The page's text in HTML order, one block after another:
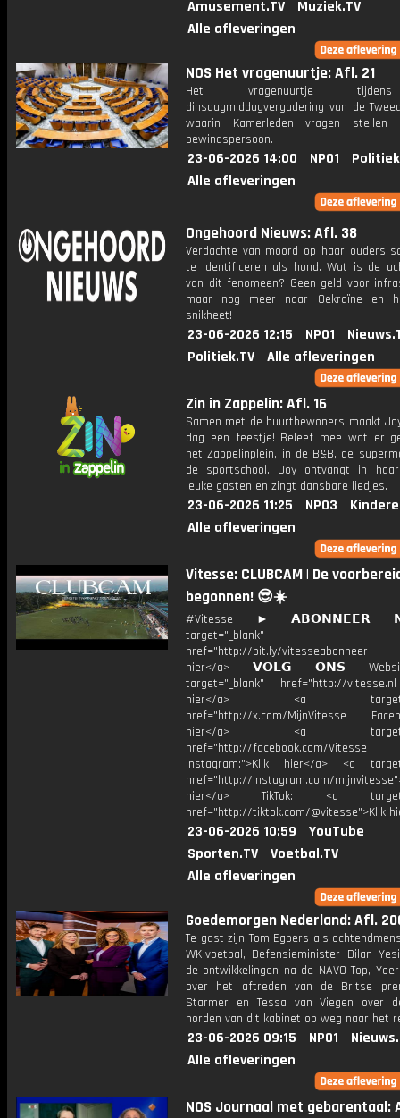
Amusement.TV
Muziek.TV
Alle afleveringen
NOS Het vragenuurtje: Afl. 21
Het vragenuurtje
dinsdagmiddagvergadering van de
waarin Kamerleden vragen stellen
bewindspersoon.
23-06-2026 14:00 NPO1
Alle afleveringen
Ongehoord Nieuws: Afl. 38
Verdachte van moord op haar ouders
te identificeren als hond. Wat is de
van dit fenomeen? Geen geld voor
maar nog meer naar Oekraïne en
snikheet!
23-06-2026 12:15 NPO1
Politiek.TV
Alle afleveringen
Zin in Zappelin: Afl. 16
Samen met de buurtbewoners maakt
dag een feestje! Beleef mee wat er
het Zappelinplein, in de B&B, de
de sportschool. Joy ontvangt in
leuke gasten en zingt dansbare liedjes.
23-06-2026 11:25 NPO3
Alle afleveringen
Vitesse: CLUBCAM | De
begonnen! 😎☀️
#Vitesse ► 𝗔𝗕𝗢𝗡𝗡𝗘𝗘𝗥
target="_blank"
href="http://bit.ly/
hier</a> 𝗩𝗢𝗟𝗚 𝗢𝗡𝗦
target="_blank" href="http://
hier</a> <a
href="http://x.com/MijnVitesse
hier</a> <a
href="http://facebook.com/Vitesse
Instagram:">Klik hier</a> <a
href="http://instagram.com/
hier</a> TikTok: <a
href="http://tiktok.com/@vitesse">Klik
23-06-2026 10:59
YouTube
Sporten.TV
Voetbal.TV
Alle afleveringen
Goedemorgen Nederland: Afl.
Te gast zijn Tom Egbers als
WK-voetbal, Defensieminister Dilan
de ontwikkelingen na de NAVO Top,
over het aftreden van de Britse
Starmer en Tessa van Viegen over
horden van dit kabinet op weg naar het
23-06-2026 09:15 NPO1
Alle afleveringen
NOS Journaal met gebarentaal: